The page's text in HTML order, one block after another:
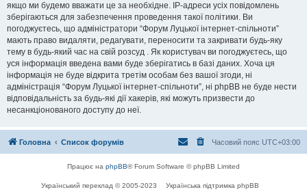
якщо ми будемо вважати це за необхідне. IP-адреси усіх повідомлень
зберігаються для забезпечення проведення такої політики. Ви
погоджуєтесь, що адміністратори “Форум Луцької інтернет-спільноти”
мають право видаляти, редагувати, переносити та закривати будь-яку
тему в будь-який час на свій розсуд . Як користувач ви погоджуєтесь, що
уся інформація введена вами буде зберігатись в базі даних. Хоча ця
інформація не буде відкрита третім особам без вашої згоди, ні
адміністрація “Форум Луцької інтернет-спільноти”, ні phpBB не буде нести
відповідальність за будь-які дії хакерів, які можуть призвести до
несанкціонованого доступу до неї.
Головна Список форумів Часовий пояс UTC+03:00
Працює на phpBB® Forum Software © phpBB Limited
Український переклад © 2005-2023 Українська підтримка phpBB